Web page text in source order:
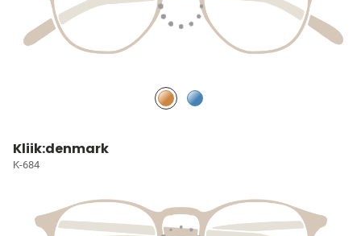
Kliik:denmark
K-684